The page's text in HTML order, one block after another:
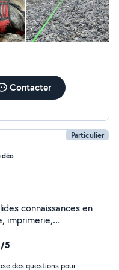
Contacter
Particulier
connaissances en
imprimerie,
stratégie,
5
des questions pour